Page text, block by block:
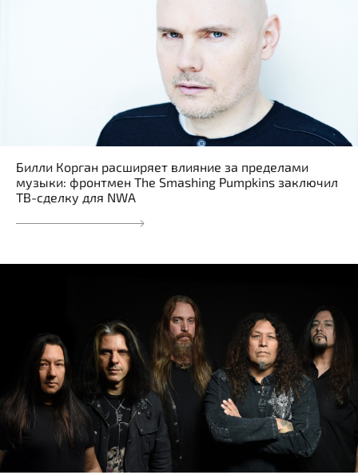
Билли Корган расширяет влияние за пределами
музыки: фронтмен The Smashing Pumpkins заключил
ТВ-сделку для NWA